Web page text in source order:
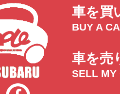
車を買
BUY A
車を売
SELL MY